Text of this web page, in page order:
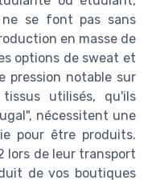
se font pas sans
en masse de
options de sweat et
pression notable sur
tissus utilisés, qu'ils
nécessitent une
pour être produits.
lors de leur transport
de vos boutiques